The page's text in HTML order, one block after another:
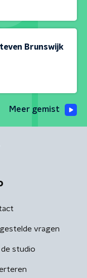
Brunswijk
Meer gemist
vragen
studio